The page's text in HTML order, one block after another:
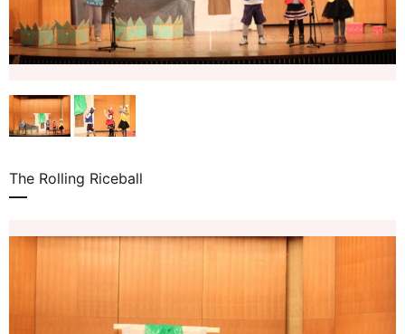
The Rolling Riceball